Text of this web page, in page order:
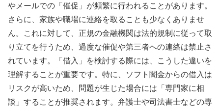
やメールでの「催促」が頻繁に行われることがあります。
さらに、家族や職場に連絡を取ることも少なくありませ
ん。これに対して、正規の金融機関は法的規制に従って取
り立てを行うため、過度な催促や第三者への連絡は禁止さ
れています。「借入」を検討する際には、こうした違いを
理解することが重要です。特に、ソフト闇金からの借入は
リスクが高いため、問題が生じた場合には「専門家に相
談」することが推奨されます。弁護士や司法書士などの専